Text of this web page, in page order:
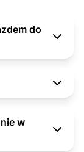
do
w